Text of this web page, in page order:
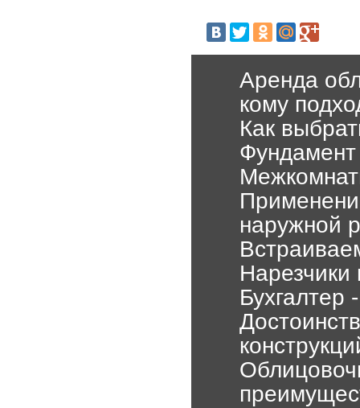
Аренда
кому
Как
наружной
Нарезчики
Бухгалтер